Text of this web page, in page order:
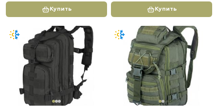
Купить Купить